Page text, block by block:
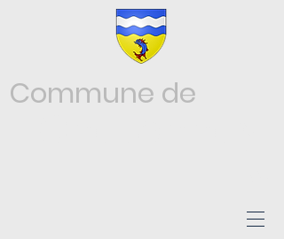
Commune de